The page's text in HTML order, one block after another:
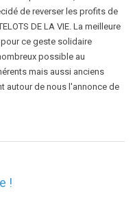
de reverser les profits de
DE LA VIE. La meilleure
ce geste solidaire
possible au
mais aussi anciens
autour de nous l'annonce de
!